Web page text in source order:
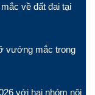
về đất đai tại
vướng mắc trong
với hai nhóm nội